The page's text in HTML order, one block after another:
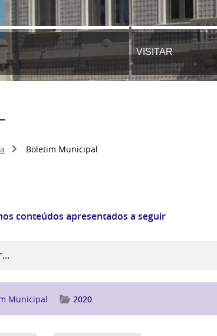
VISITAR
Boletim Municipal
conteúdos apresentados a seguir
Municipal 2020